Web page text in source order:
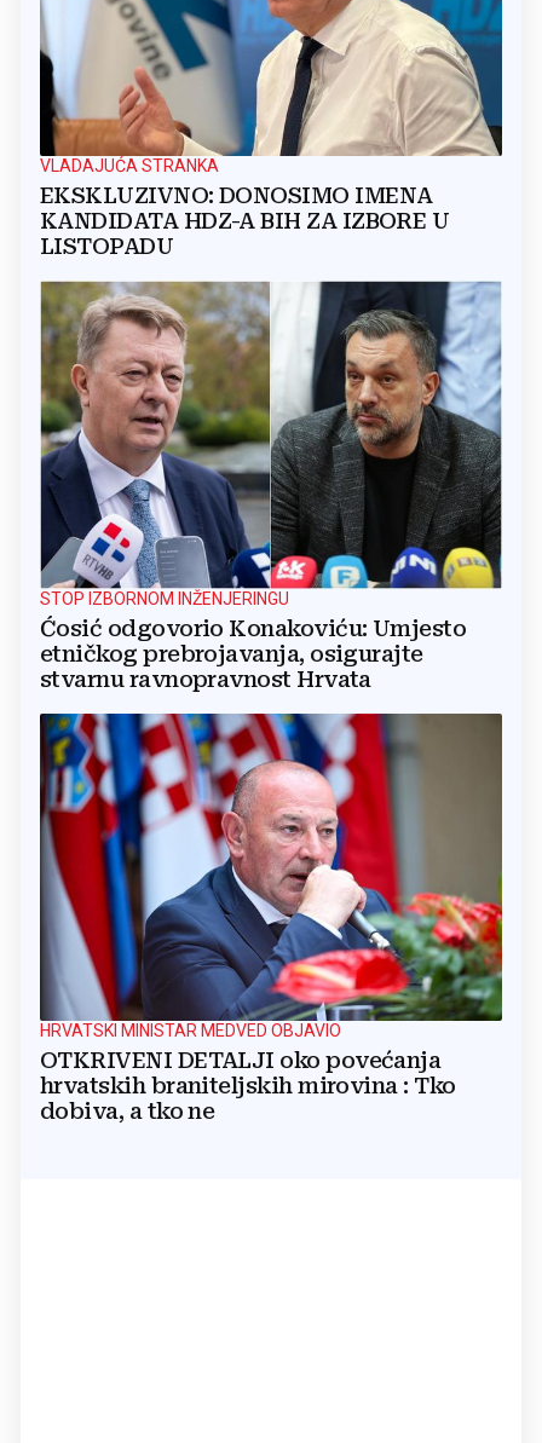
VLADAJUĆA STRANKA
EKSKLUZIVNO: DONOSIMO IMENA
KANDIDATA HDZ-A BIH ZA IZBORE U
LISTOPADU
STOP IZBORNOM INŽENJERINGU
Ćosić odgovorio Konakoviću: Umjesto
etničkog prebrojavanja, osigurajte
stvarnu ravnopravnost Hrvata
HRVATSKI MINISTAR MEDVED OBJAVIO
OTKRIVENI DETALJI oko povećanja
hrvatskih braniteljskih mirovina : Tko
dobiva, a tko ne